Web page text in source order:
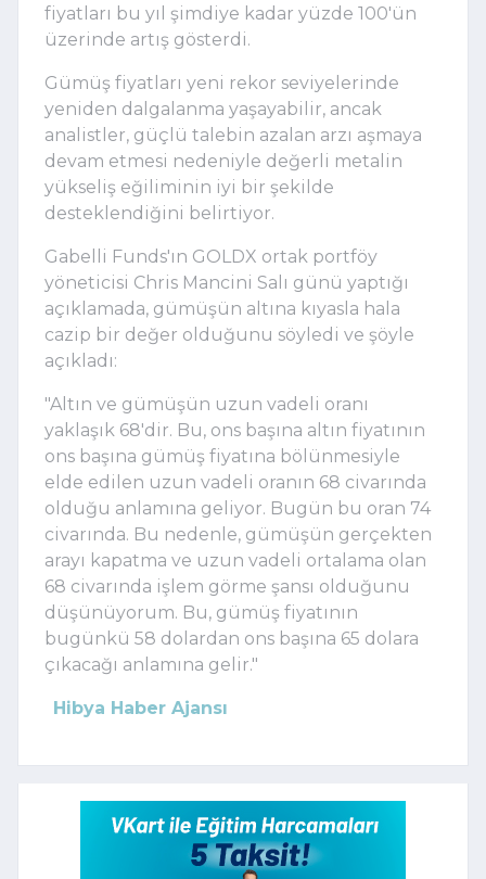
fiyatları bu yıl şimdiye kadar yüzde 100'ün
üzerinde artış gösterdi.
Gümüş fiyatları yeni rekor seviyelerinde
yeniden dalgalanma yaşayabilir, ancak
analistler, güçlü talebin azalan arzı aşmaya
devam etmesi nedeniyle değerli metalin
yükseliş eğiliminin iyi bir şekilde
desteklendiğini belirtiyor.
Gabelli Funds'ın GOLDX ortak portföy
yöneticisi Chris Mancini Salı günü yaptığı
açıklamada, gümüşün altına kıyasla hala
cazip bir değer olduğunu söyledi ve şöyle
açıkladı:
"Altın ve gümüşün uzun vadeli oranı
yaklaşık 68'dir. Bu, ons başına altın fiyatının
ons başına gümüş fiyatına bölünmesiyle
elde edilen uzun vadeli oranın 68 civarında
olduğu anlamına geliyor. Bugün bu oran 74
civarında. Bu nedenle, gümüşün gerçekten
arayı kapatma ve uzun vadeli ortalama olan
68 civarında işlem görme şansı olduğunu
düşünüyorum. Bu, gümüş fiyatının
bugünkü 58 dolardan ons başına 65 dolara
çıkacağı anlamına gelir."
Hibya Haber Ajansı